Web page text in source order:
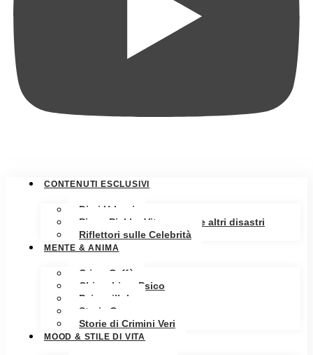
CONTENUTI ESCLUSIVI
Diari Urbani
Pippa Pickle: Vita, amore e altri disastri
Riflettori sulle Celebrità
MENTE & ANIMA
Crime Caffè
Chiacchiere Psico
Psicopillole
Storia Oscura
Storie di Crimini Veri
MOOD & STILE DI VITA